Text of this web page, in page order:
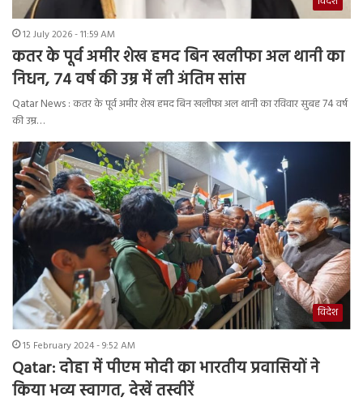
12 July 2026 - 11:59 AM
कतर के पूर्व अमीर शेख हमद बिन खलीफा अल थानी का
निधन, 74 वर्ष की उम्र में ली अंतिम सांस
Qatar News : कतर के पूर्व अमीर शेख हमद बिन खलीफा अल थानी का रविवार सुबह 74 वर्ष
की उम्र…
विदेश
15 February 2024 - 9:52 AM
Qatar: दोहा में पीएम मोदी का भारतीय प्रवासियों ने
किया भव्य स्वागत, देखें तस्वीरें